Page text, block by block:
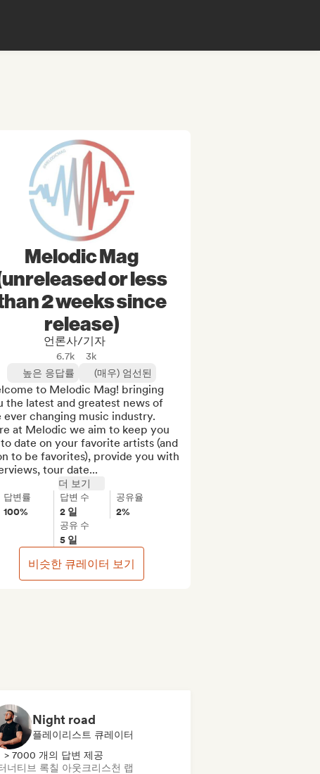
Melodic Mag
or less
2 weeks since
release)
언론사/기자
6.7k
3k
높은 응답률
(매우) 엄선된
to Melodic Mag! bringing
the latest and greatest news of
ever changing music industry.
at Melodic we aim to keep you
date on your favorite artists (and
to be favorites), provide you with
tour date...
더 보기
답변률
100%
답변 수
2 일
공유율
2%
공유 수
5 일
비슷한 큐레이터 보기
Night road
플레이리스트 큐레이터
> 7000 개의 답변 제공
너티브 록칠 아웃크리스천 랩